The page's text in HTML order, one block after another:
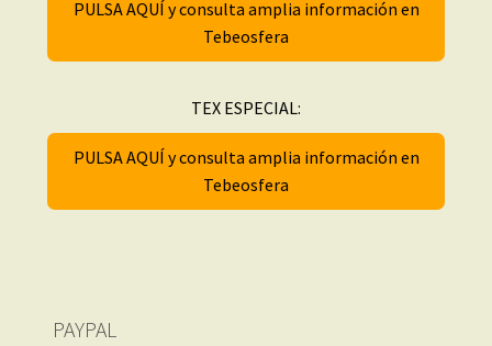
PULSA AQUÍ y consulta amplia información en
Tebeosfera
TEX ESPECIAL:
PULSA AQUÍ y consulta amplia información en
Tebeosfera
PAYPAL